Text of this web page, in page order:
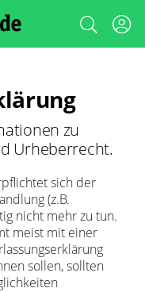
zu
Urheberrecht.
sich der
(z.B.
nicht mehr zu tun.
meist mit einer
sollen, sollten